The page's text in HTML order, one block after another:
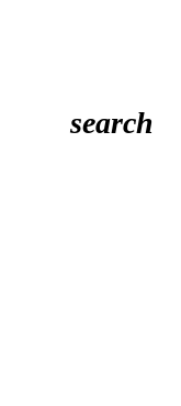
search